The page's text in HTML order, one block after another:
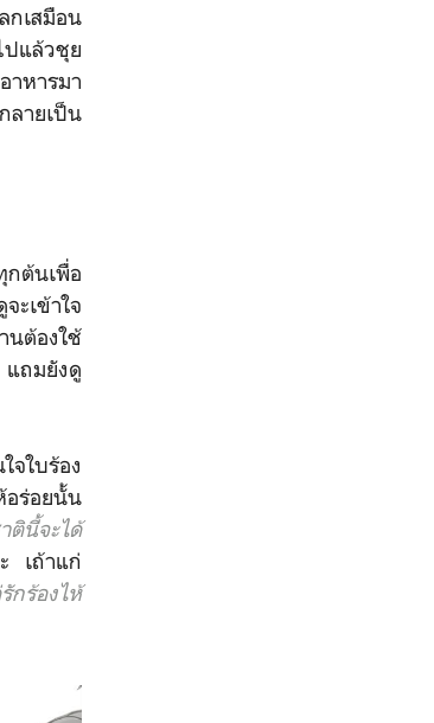
กเสมือน
ปแล้วชุย
าหารมา
ลายเป็น
ต้นเพื่อ
ะเข้าใจ
ต้องใช้
ถมยังดู
ใบร้อง
อร่อยนั้น
ตินี้จะได้
เถ้าแก่
กร้องไห้